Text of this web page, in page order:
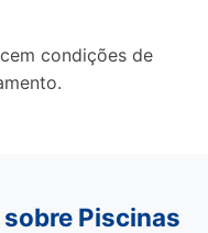
condições de
Piscinas